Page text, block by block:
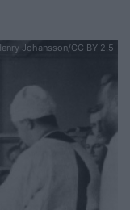
Johansson/CC BY 2.5